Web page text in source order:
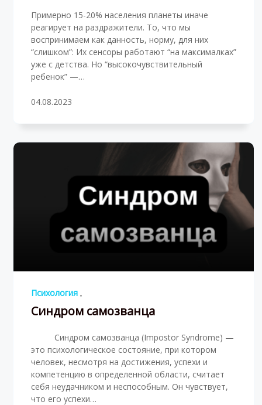
Примерно 15-20% населения планеты иначе
реагирует на раздражители. То, что мы
воспринимаем как данность, норму, для них
“слишком”: Их сенсоры работают “на максималках”
уже с детства. Но “высокочувствительный
ребенок” —…
04.08.2023
Психология
Синдром самозванца
Синдром самозванца (Impostor Syndrome) —
это психологическое состояние, при котором
человек, несмотря на достижения, успехи и
компетенцию в определенной области, считает
себя неудачником и неспособным. Он чувствует,
что его успехи…